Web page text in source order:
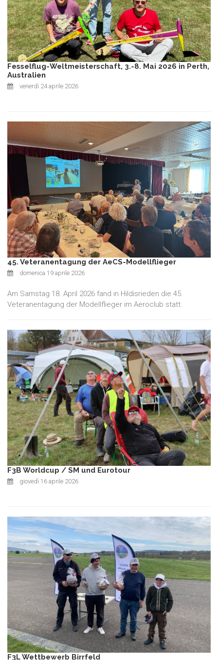
Fesselflug-Weltmeisterschaft, 3.-8. Mai 2026 in Perth,
Australien
venerdì 24 aprile 2026
45. Veteranentagung der AeCS-Modellflieger
domenica 19 aprile 2026
Am Samstag 18. April 2026 fand in Hildisrieden die 45.
Veteranentagung der Modellflieger im Aeroclub statt.
F3B Worldcup / SM und Eurotour
giovedì 16 aprile 2026
F3L Wettbewerb Birrfeld